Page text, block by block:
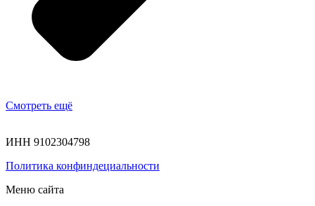
Смотреть ещё
ИНН 9102304798
Политика конфиндециальности
Меню сайта